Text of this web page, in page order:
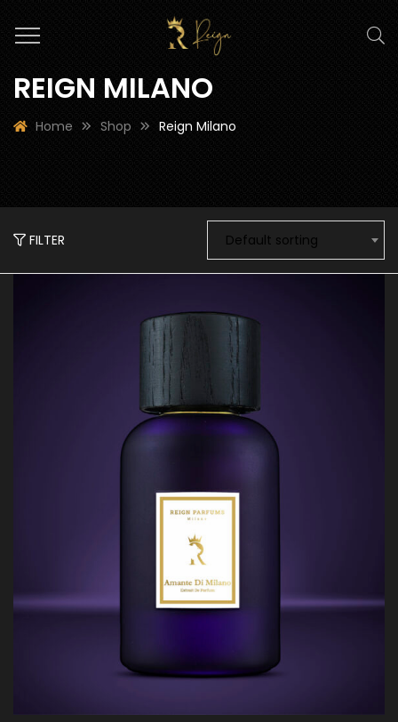
REIGN MILANO
Home Shop Reign Milano
FILTER Default sorting